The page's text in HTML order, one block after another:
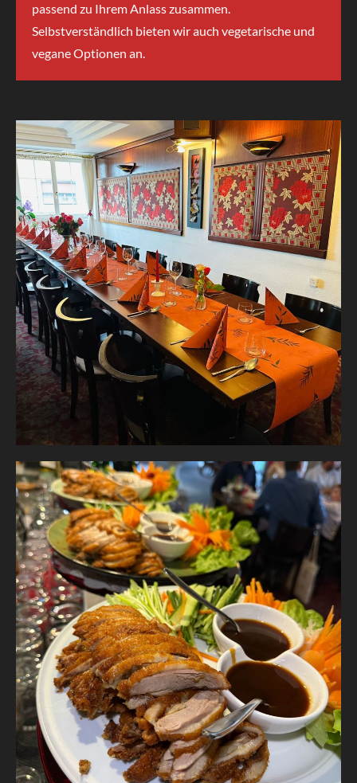
passend zu Ihrem Anlass zusammen.
Selbstverständlich bieten wir auch vegetarische und
vegane Optionen an.